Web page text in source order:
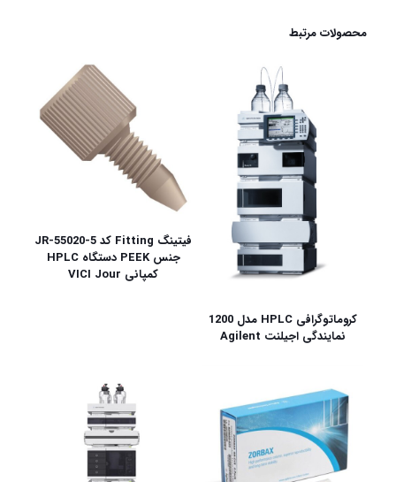
محصولات مرتبط
کروماتوگرافی HPLC مدل 1200
نمایندگی اجیلنت Agilent
فیتینگ Fitting کد JR-55020-5
جنس PEEK دستگاه HPLC
کمپانی VICI Jour